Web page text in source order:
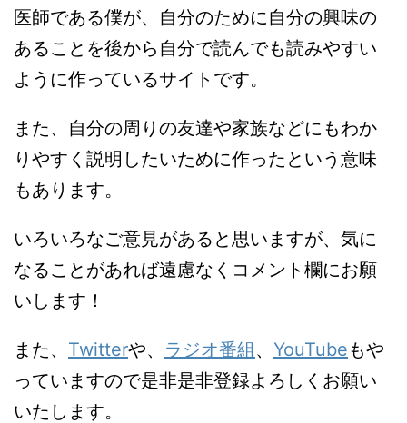
医師である僕が、自分のために自分の興味の
あることを後から自分で読んでも読みやすい
ように作っているサイトです。
また、自分の周りの友達や家族などにもわか
りやすく説明したいために作ったという意味
もあります。
いろいろなご意見があると思いますが、気に
なることがあれば遠慮なくコメント欄にお願
いします！
また、 Twitterや、 ラジオ番組 、 YouTubeもや
っていますので是非是非登録よろしくお願い
いたします。